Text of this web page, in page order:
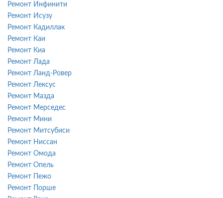
Ремонт Инфинити
Ремонт Исузу
Ремонт Кадиллак
Ремонт Каи
Ремонт Киа
Ремонт Лада
Ремонт Ланд-Ровер
Ремонт Лексус
Ремонт Мазда
Ремонт Мерседес
Ремонт Мини
Ремонт Митсубиси
Ремонт Ниссан
Ремонт Омода
Ремонт Опель
Ремонт Пежо
Ремонт Порше